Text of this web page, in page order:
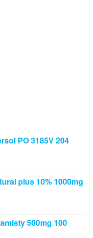
PO 3185V 204
plus 10% 1000mg
500mg 100